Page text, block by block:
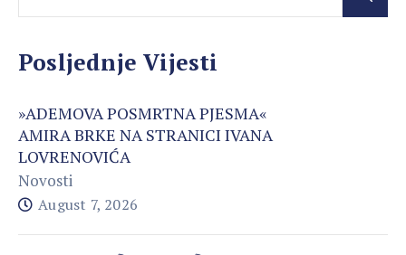
Posljednje Vijesti
»ADEMOVA POSMRTNA PJESMA«
AMIRA BRKE NA STRANICI IVANA
LOVRENOVIĆA
Novosti
August 7, 2026